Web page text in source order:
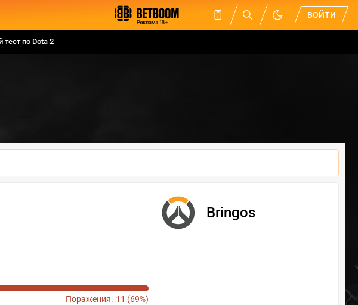
ВОЙТИ
тест по Dota 2
Поражения: 11 (69%)
Bringos